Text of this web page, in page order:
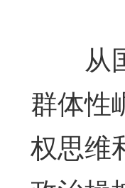
从国
群体性
权思维